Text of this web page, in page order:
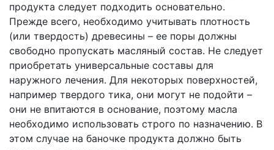
продукта следует подходить основательно.
Прежде всего, необходимо учитывать плотность
(или твердость) древесины – ее поры должны
свободно пропускать масляный состав. Не следует
приобретать универсальные составы для
наружного лечения. Для некоторых поверхностей,
например твердого тика, они могут не подойти –
они не впитаются в основание, поэтому масла
необходимо использовать строго по назначению. В
этом случае на баночке продукта должно быть